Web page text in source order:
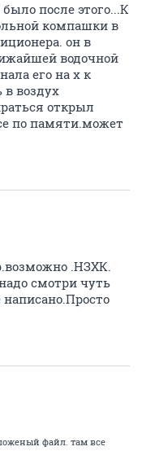
после этого...К
компашки в
он в
водочной
его на х к
в воздух
открыл
по памяти.может
.НЗХК.
смотри чуть
файл. там все